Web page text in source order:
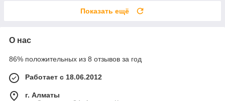
Показать ещё
О нас
86% положительных из 8 отзывов за год
Работает с 18.06.2012
г. Алматы